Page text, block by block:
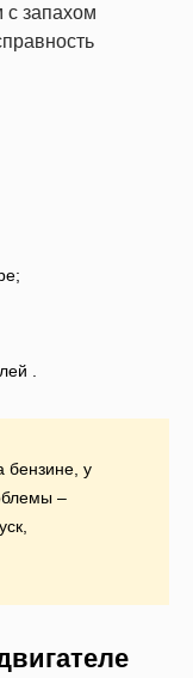
с запахом
.
бензине, у
–